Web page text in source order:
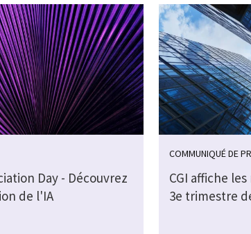
Day - Découvrez
de l'IA
COMMUNIQUÉ DE
CGI affiche
3e trimestre